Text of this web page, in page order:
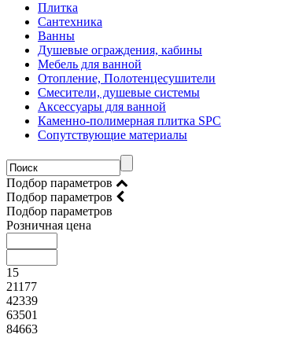
Плитка
Сантехника
Ванны
Душевые ограждения, кабины
Мебель для ванной
Отопление, Полотенцесушители
Смесители, душевые системы
Аксессуары для ванной
Каменно-полимерная плитка SPC
Сопутствующие материалы
Подбор параметров
Подбор параметров
Подбор параметров
Розничная цена
15
21177
42339
63501
84663